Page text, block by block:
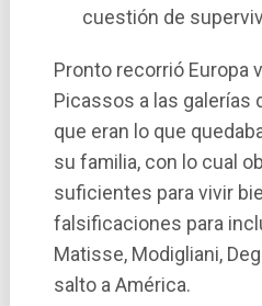
cuestión de
Pronto recorrió Europa
Picassos a las galerí­as
que eran lo que
su familia, con lo cual
suficientes para vivir
falsificaciones para
Matisse, Modigliani,
salto a América.